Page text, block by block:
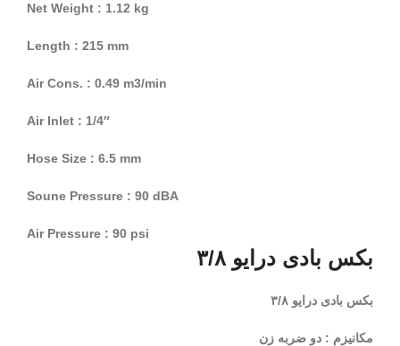
Net Weight : 1.12 kg
Length : 215 mm
Air Cons. : 0.49 m3/min
Air Inlet : 1/4″
Hose Size : 6.5 mm
Soune Pressure : 90 dBA
Air Pressure : 90 psi
بکس بادی درایو ۳/۸
بکس بادی درایو ۳/۸
مکانیزم : دو ضربه زن